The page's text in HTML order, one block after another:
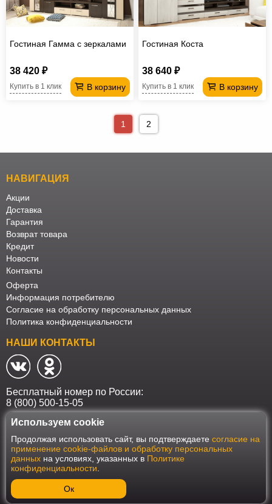
Гостиная Гамма с зеркалами
38 420 ₽
В корзину
Купить в 1 клик
Гостиная Коста
38 640 ₽
В корзину
Купить в 1 клик
1 2
НАВИГАЦИЯ
Акции
Доставка
Гарантия
Возврат товара
Кредит
Новости
Контакты
Оферта
Информация потребителю
Согласие на обработку персональных данных
Политика конфиденциальности
НАШИ КОНТАКТЫ
Бесплатный номер по России:
8 (800) 500-15-05
Наш интернет-магазин работает в соответствии с требованиями
Федерального закона от 27 июля 2006 года №152-ФЗ "О персональных
данных". Оформить заказ на сайте Мебеласка возможно только при
наличии согласия на обработку Ваших персональных данных. Для
улучшения работы сайта и его взаимодействия с пользователями мы
используем файлы cookie. Продолжая пользоваться сайтом, вы
соглашаетесь с использованием cookie.
Используем cookie
Продолжая использовать сайт, вы подтверждаете согласие на
применение cookie-файлов и обработку персональных
данных на условиях, указанных в Политике
конфиденциальности
Ок